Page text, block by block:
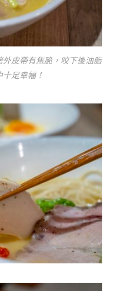
皮帶有焦脆，咬下後油脂
足幸幅！